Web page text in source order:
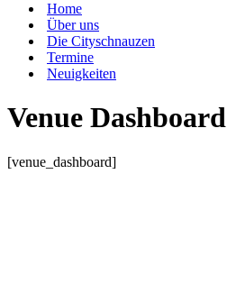
Home
Über uns
Die Cityschnauzen
Termine
Neuigkeiten
Venue Dashboard
[venue_dashboard]